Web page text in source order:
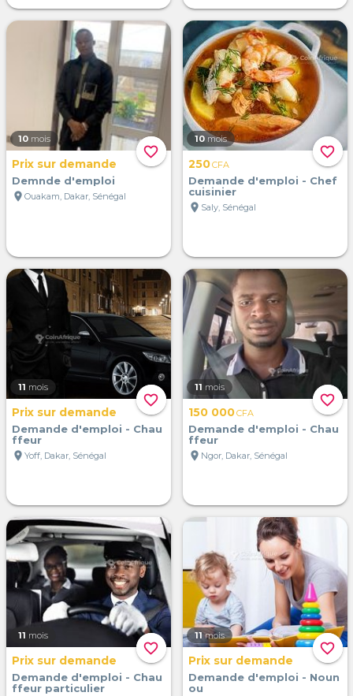
favorite_border
10 mois
Prix sur demande
Demnde d'emploi
location_on Ouakam, Dakar, Sénégal
favorite_border
10 mois
250CFA
Demande d'emploi - Chef
cuisinier
location_on Saly, Sénégal
favorite_border
11 mois
Prix sur demande
Demande d'emploi - Chau
ffeur
location_on Yoff, Dakar, Sénégal
favorite_border
11 mois
150 000CFA
Demande d'emploi - Chau
ffeur
location_on Ngor, Dakar, Sénégal
favorite_border
11 mois
Prix sur demande
Demande d'emploi - Chau
ffeur particulier
favorite_border
11 mois
Prix sur demande
Demande d'emploi - Noun
ou